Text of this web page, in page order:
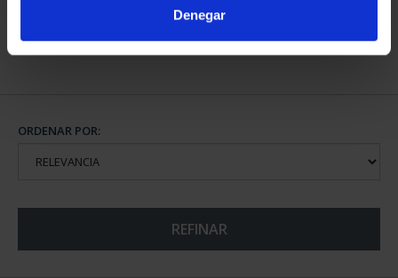
Denegar
ORDENAR POR:
REFINAR